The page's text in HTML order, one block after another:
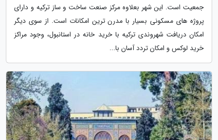
جمعیت است. این شهر بعلاوه مرکز صنعت ساخت و ساز ترکیه و دارای
پروژه های مسکونی بسیار با مدرن ترین امکانات است. از سوی دیگر
امکان دریافت شهروندی ترکیه با خرید خانه در استانبول، وجود مراکز
خرید لوکس و امکان تردد آسان با...